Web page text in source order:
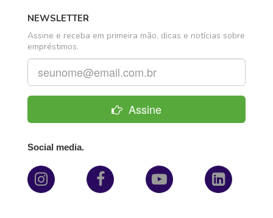
NEWSLETTER
Assine e receba em primeira mão, dicas e notícias sobre
empréstimos.
Assine
Social media.